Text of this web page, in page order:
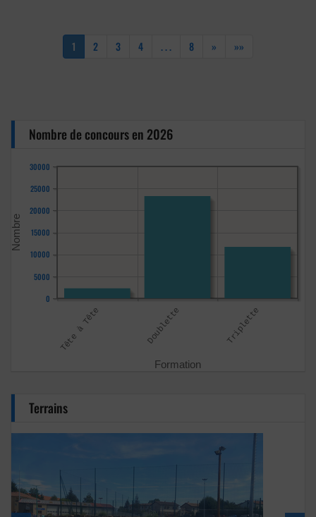
1 2 3 4 . . . 8 » »»
Nombre de concours en 2026
0
5000
10000
15000
20000
25000
30000
Terrains